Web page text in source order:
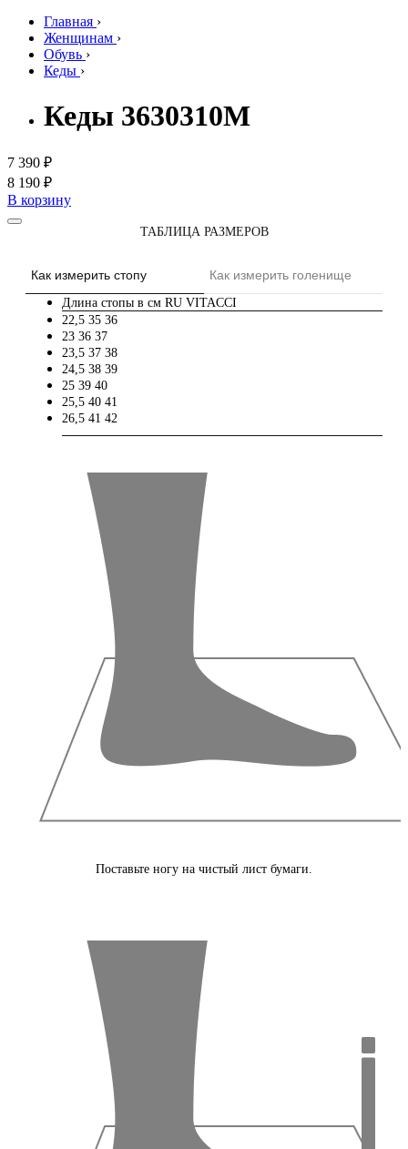
Главная ›
Женщинам ›
Обувь ›
Кеды ›
Кеды 3630310M
7 390 ₽
8 190 ₽
В корзину
ТАБЛИЦА РАЗМЕРОВ
Как измерить стопу Как измерить голенище
Длина стопы в см RU VITACCI
22,5 35 36
23 36 37
23,5 37 38
24,5 38 39
25 39 40
25,5 40 41
26,5 41 42
Поставьте ногу на чистый лист бумаги.